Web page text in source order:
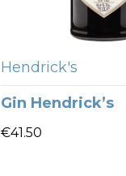
Hendrick's
Gin Hendrick’s
€41.50